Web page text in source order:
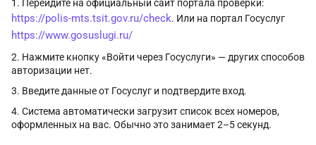
Перейдите на официальный сайт портала проверки:
https://polis-mts.tsit.gov.ru/check. Или на портал Госуслуг
https://www.gosuslugi.ru/
Нажмите кнопку «Войти через Госуслуги» — других способов
авторизации нет.
Введите данные от Госуслуг и подтвердите вход.
Система автоматически загрузит список всех номеров,
оформленных на вас. Обычно это занимает 2–5 секунд.